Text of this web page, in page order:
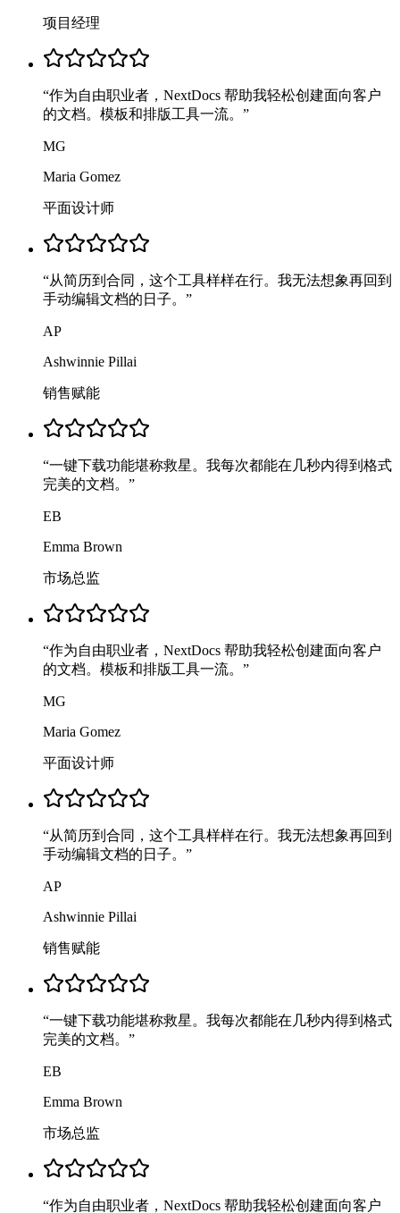
项目经理
“作为自由职业者，NextDocs 帮助我轻松创建面向客户
的文档。模板和排版工具一流。 ”
MG
Maria Gomez
平面设计师
“从简历到合同，这个工具样样在行。我无法想象再回到
手动编辑文档的日子。 ”
AP
Ashwinnie Pillai
销售赋能
“一键下载功能堪称救星。我每次都能在几秒内得到格式
完美的文档。 ”
EB
Emma Brown
市场总监
“作为自由职业者，NextDocs 帮助我轻松创建面向客户
的文档。模板和排版工具一流。 ”
MG
Maria Gomez
平面设计师
“从简历到合同，这个工具样样在行。我无法想象再回到
手动编辑文档的日子。 ”
AP
Ashwinnie Pillai
销售赋能
“一键下载功能堪称救星。我每次都能在几秒内得到格式
完美的文档。 ”
EB
Emma Brown
市场总监
“作为自由职业者，NextDocs 帮助我轻松创建面向客户